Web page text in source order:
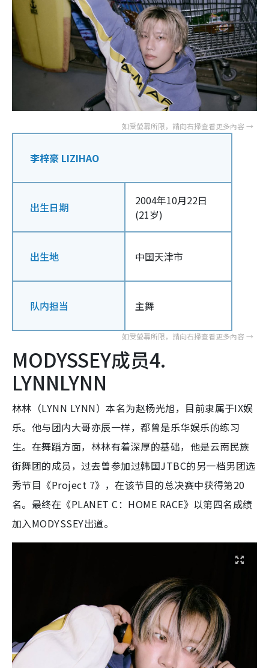
李梓豪 LIZIHAO
出生日期
2004年10月22日
(21岁)
出生地 中国天津市
队内担当 主舞
MODYSSEY成员4.
LYNNLYNN
林林（LYNN LYNN）本名为赵杨光旭，目前隶属于IX娱
乐。他与团内大哥亦辰一样，都曾是乐华娱乐的练习
生。在舞蹈方面，林林有着深厚的基础，他是云南民族
街舞团的成员，过去曾参加过韩国JTBC的另一档男团选
秀节目《Project 7》，在该节目的总决赛中获得第20
名。最终在《PLANET C：HOME RACE》以第四名成绩
加入MODYSSEY出道。